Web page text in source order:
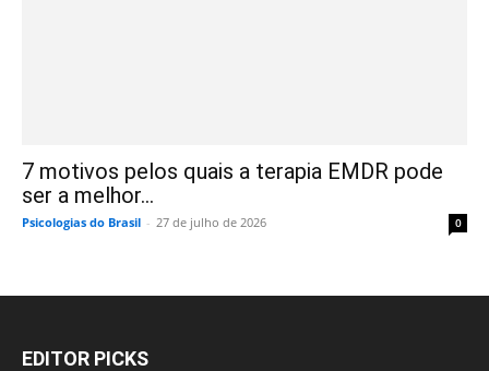
7 motivos pelos quais a terapia EMDR pode
ser a melhor...
Psicologias do Brasil - 27 de julho de 2026 0
EDITOR PICKS